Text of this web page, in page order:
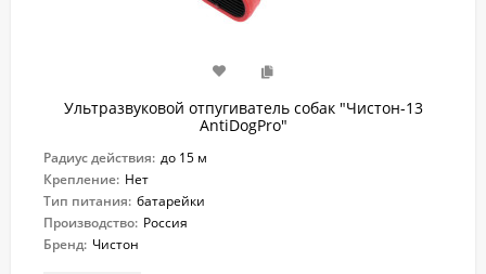
Ультразвуковой отпугиватель собак "Чистон-13
AntiDogPro"
Радиус действия: до 15 м
Крепление: Нет
Тип питания: батарейки
Производство: Россия
Бренд: Чистон